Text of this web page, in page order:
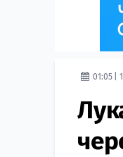
01:05 |